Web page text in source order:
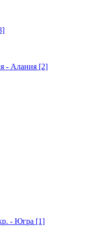
- Алания [2]
- Югра [1]